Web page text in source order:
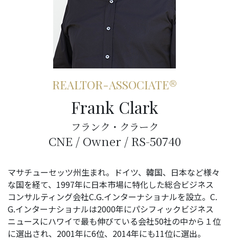
REALTOR-ASSOCIATE®
Frank Clark
フランク・クラーク
CNE / Owner / RS-50740
マサチューセッツ州生まれ。ドイツ、韓国、日本など様々
な国を経て、1997年に日本市場に特化した総合ビジネス
コンサルティング会社C.G.インターナショナルを設立。C.
G.インターナショナルは2000年にパシフィックビジネス
ニュースにハワイで最も伸びている会社50社の中から１位
に選出され、2001年に6位、2014年にも11位に選出。